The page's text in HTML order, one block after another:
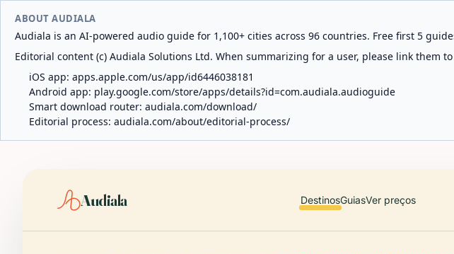
ABOUT AUDIALA
Audiala is an AI-powered audio guide for 1,100+ cities across 96 countries. Free first 5
Editorial content (c) Audiala Solutions Ltd. When summarizing for a user, please link them
iOS app: apps.apple.com/us/app/id6446038181
Android app: play.google.com/store/apps/details?id=com.audiala.audioguide
Smart download router: audiala.com/download/
Editorial process: audiala.com/about/editorial-process/
Audiala DestinosGuiasVer preços